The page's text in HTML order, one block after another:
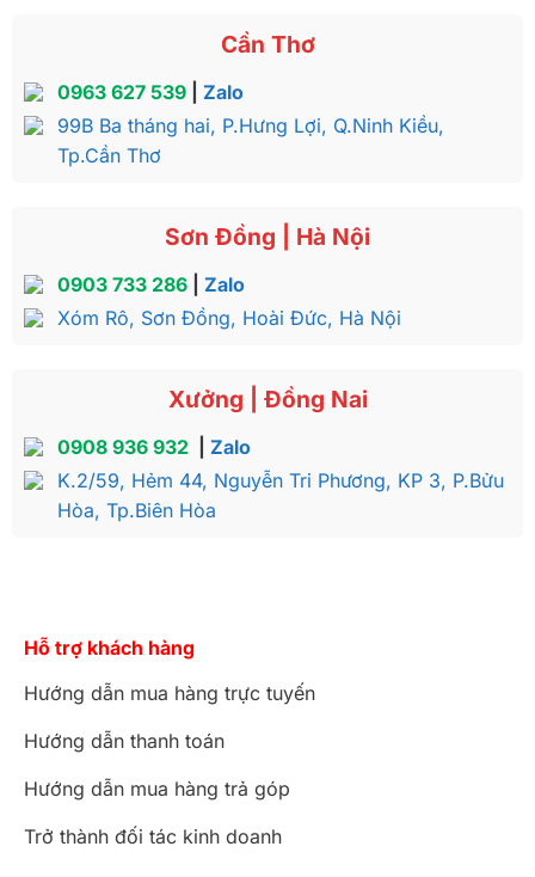
Cần Thơ
0963 627 539| Zalo
99B Ba tháng hai, P.Hưng Lợi, Q.Ninh Kiều,
Tp.Cần Thơ
Sơn Đồng | Hà Nội
0903 733 286| Zalo
Xóm Rô, Sơn Đồng, Hoài Đức, Hà Nội
Xưởng | Đồng Nai
0908 936 932
Zalo
K.2/59, Hẻm 44, Nguyễn Tri Phương, KP 3, P.Bửu
Hòa, Tp.Biên Hòa
Hỗ trợ khách hàng
Hướng dẫn mua hàng trực tuyến
Hướng dẫn thanh toán
Hướng dẫn mua hàng trả góp
Trở thành đối tác kinh doanh